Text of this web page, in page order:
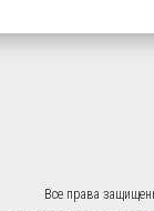
Все права